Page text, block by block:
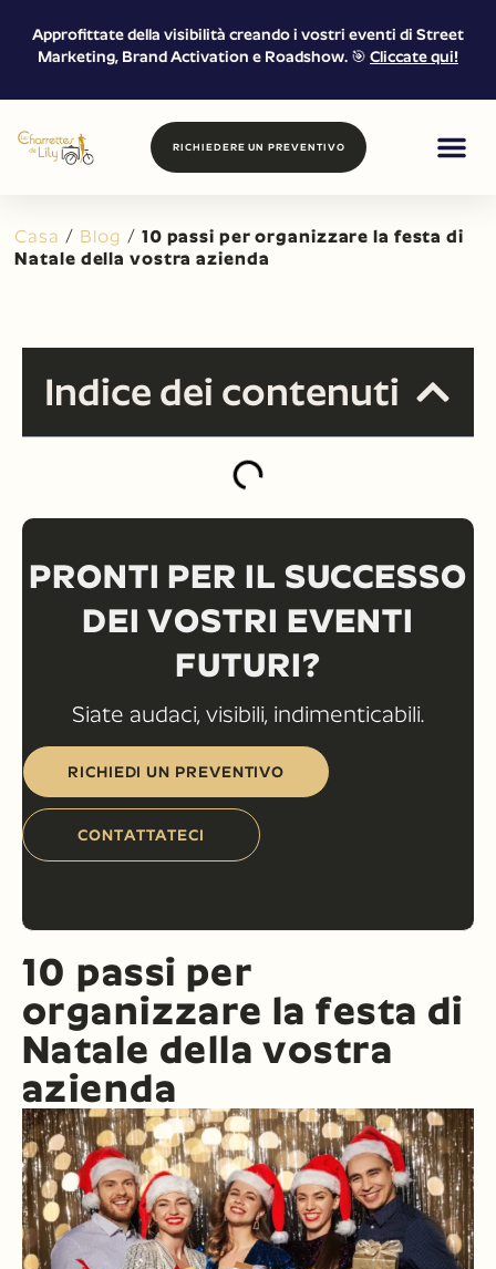
Approfittate della visibilità creando i vostri eventi di Street
Marketing, Brand Activation e Roadshow. 🎯 Cliccate qui!
RICHIEDERE UN PREVENTIVO
Casa / Blog / 10 passi per organizzare la festa di
Natale della vostra azienda
10 passi per
organizzare la festa di
Natale della vostra
azienda
Indice dei contenuti
PRONTI PER IL SUCCESSO
DEI VOSTRI EVENTI
FUTURI?
Siate audaci, visibili, indimenticabili.
RICHIEDI UN PREVENTIVO
CONTATTATECI